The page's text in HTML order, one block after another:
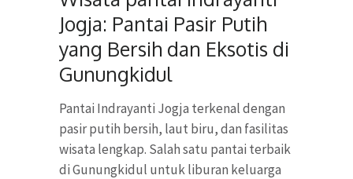
Jogja: Pantai Pasir Putih
yang Bersih dan Eksotis di
Gunungkidul
Pantai Indrayanti Jogja terkenal dengan
pasir putih bersih, laut biru, dan fasilitas
wisata lengkap. Salah satu pantai terbaik
di Gunungkidul untuk liburan keluarga